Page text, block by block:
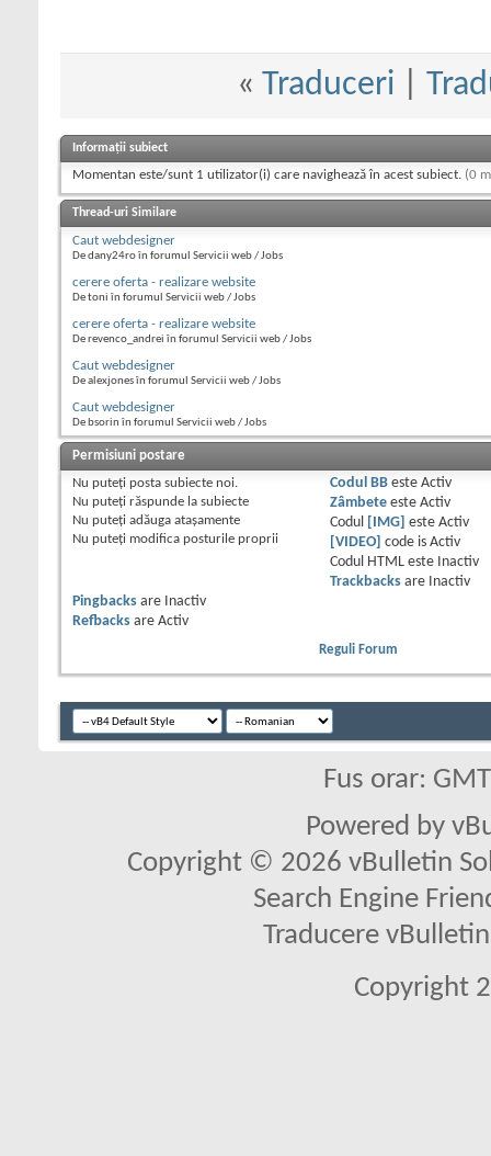
« Traduceri
Informații subiect
Momentan este/sunt 1 utilizator(i) care navighează în acest subiect. (0
Thread-uri Similare
Caut webdesigner
De dany24ro în forumul Servicii web / Jobs
cerere oferta - realizare website
De toni în forumul Servicii web / Jobs
cerere oferta - realizare website
De revenco_andrei în forumul Servicii web / Jobs
Caut webdesigner
De alexjones în forumul Servicii web / Jobs
Caut webdesigner
De bsorin în forumul Servicii web / Jobs
Permisiuni postare
Nu puteţi posta subiecte noi.
Nu puteţi răspunde la subiecte
Nu puteţi adăuga ataşamente
Nu puteţi modifica posturile proprii
Codul BBeste Activ
Zâmbeteeste Activ
Codul
[IMG] este Activ
[VIDEO]
code is Activ
Codul HTML este
Inactiv
Trackbacksare
Inactiv
Pingbacks are
Inactiv
Refbacks are Activ
Reguli Forum
Fus orar:
Powered by
Copyright © 2026 vBulletin
Search Engine
Traducere
Copyright